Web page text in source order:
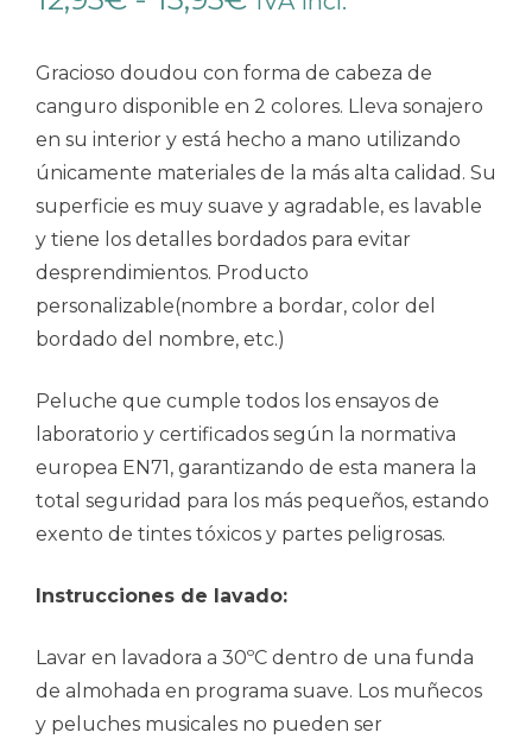
precios:
desde
12,95€
hasta
15,95€
Gracioso doudou con forma de cabeza de
canguro disponible en 2 colores. Lleva sonajero
en su interior y está hecho a mano utilizando
únicamente materiales de la más alta calidad. Su
superficie es muy suave y agradable, es lavable
y tiene los detalles bordados para evitar
desprendimientos. Producto
personalizable(nombre a bordar, color del
bordado del nombre, etc.)
Peluche que cumple todos los ensayos de
laboratorio y certificados según la normativa
europea EN71, garantizando de esta manera la
total seguridad para los más pequeños, estando
exento de tintes tóxicos y partes peligrosas.
Instrucciones de lavado:
Lavar en lavadora a 30ºC dentro de una funda
de almohada en programa suave. Los muñecos
y peluches musicales no pueden ser